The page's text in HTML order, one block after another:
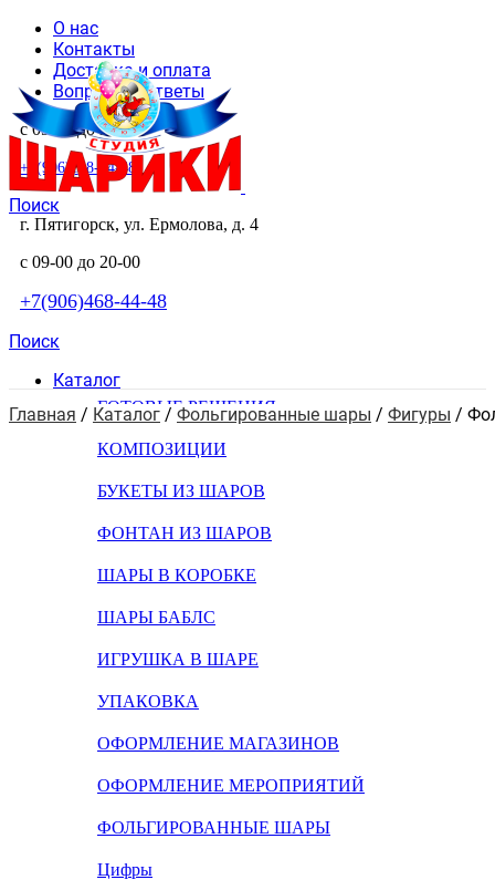
О нас
Контакты
Доставка и оплата
Вопросы и ответы
с 09-00 до 20-00
+7(906)468-44-48
Поиск
г. Пятигорск, ул. Ермолова, д. 4
с 09-00 до 20-00
+7(906)468-44-48
Поиск
Каталог
ГОТОВЫЕ РЕШЕНИЯ
КОМПОЗИЦИИ
БУКЕТЫ ИЗ ШАРОВ
ФОНТАН ИЗ ШАРОВ
ШАРЫ В КОРОБКЕ
ШАРЫ БАБЛС
ИГРУШКА В ШАРЕ
УПАКОВКА
ОФОРМЛЕНИЕ МАГАЗИНОВ
ОФОРМЛЕНИЕ МЕРОПРИЯТИЙ
ФОЛЬГИРОВАННЫЕ ШАРЫ
Цифры
Главная / Каталог / Фольгированные шары / Фигуры /